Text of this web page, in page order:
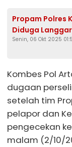
Propam Polres
Diduga
Senin, 06 Okt 2025
Kombes Pol
dugaan
setelah tim
pelapor dan
pengecekan
malam (2/10/